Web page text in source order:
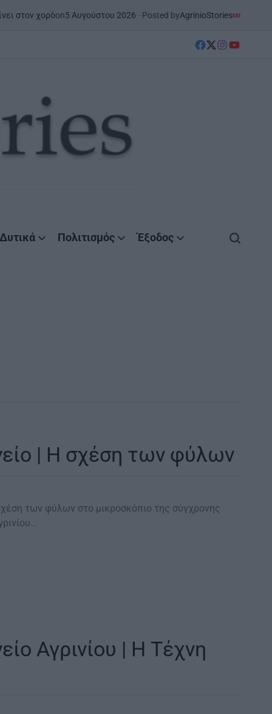
5 Αυγούστου 2026 Posted byAgrinioStoriesPOSTED
ΜΕΣΟΛΌΓΓΙΣΤΗΝ
facebook
Twitter
instagram
YouTube
Δυτικά Πολιτισμός Έξοδος
| Η σχέση των φύλων
των φύλων στο μικροσκόπιο της σύγχρονης
Αγρινίου | Η Τέχνη